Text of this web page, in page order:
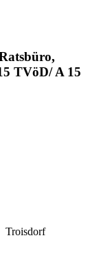
TVöD/ A 15
Troisdorf